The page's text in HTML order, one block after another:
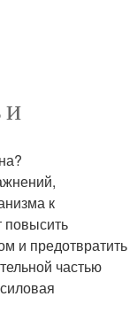
и
к
повысить
и предотвратить
частью